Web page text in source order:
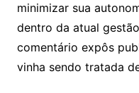
minimizar sua
dentro da atual
comentário expôs
vinha sendo tratada